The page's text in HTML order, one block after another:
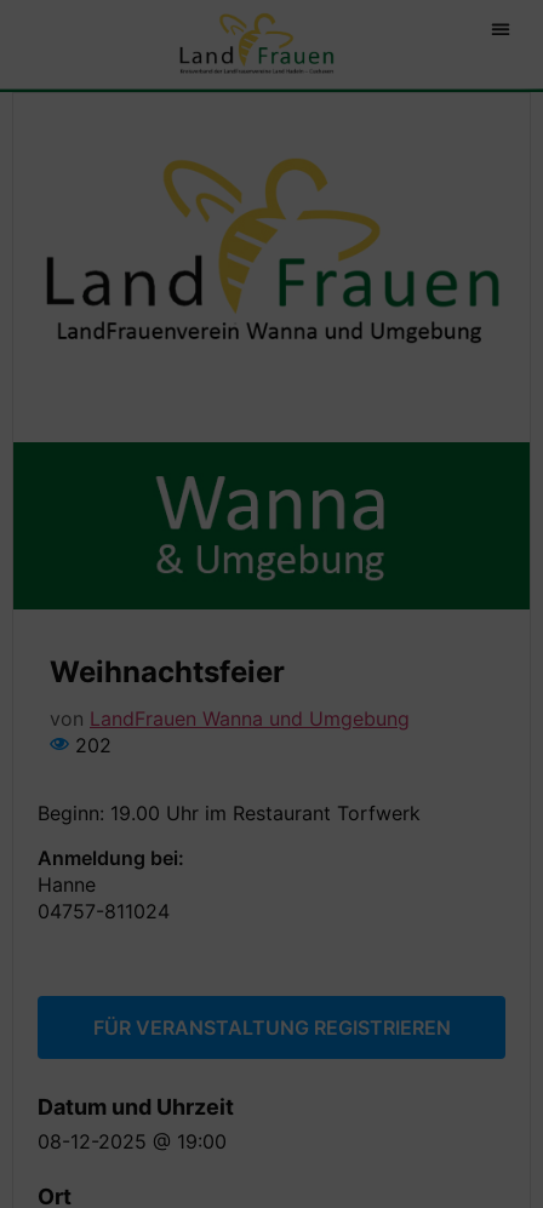
Weihnachtsfeier
von LandFrauen Wanna und Umgebung
202
Beginn: 19.00 Uhr im Restaurant Torfwerk
Anmeldung bei:
Hanne
04757-811024
FÜR VERANSTALTUNG REGISTRIEREN
Datum und Uhrzeit
08-12-2025 @ 19:00
Ort